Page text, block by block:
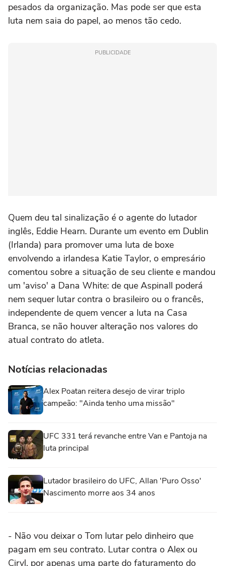
pesados da organização. Mas pode ser que esta
luta nem saia do papel, ao menos tão cedo.
PUBLICIDADE
Quem deu tal sinalização é o agente do lutador
inglês, Eddie Hearn. Durante um evento em Dublin
(Irlanda) para promover uma luta de boxe
envolvendo a irlandesa Katie Taylor, o empresário
comentou sobre a situação de seu cliente e mandou
um 'aviso' a Dana White: de que Aspinall poderá
nem sequer lutar contra o brasileiro ou o francês,
independente de quem vencer a luta na Casa
Branca, se não houver alteração nos valores do
atual contrato do atleta.
Notícias relacionadas
Alex Poatan reitera desejo de virar triplo
campeão: "Ainda tenho uma missão"
UFC 331 terá revanche entre Van e Pantoja na
luta principal
Lutador brasileiro do UFC, Allan 'Puro Osso'
Nascimento morre aos 34 anos
- Não vou deixar o Tom lutar pelo dinheiro que
pagam em seu contrato. Lutar contra o Alex ou
Ciryl, por apenas uma parte do faturamento do